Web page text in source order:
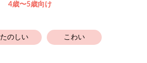
4歳〜5歳向け
たのしい こわい